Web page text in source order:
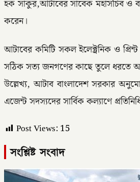
হক সাকুর,আটাবের সাবেক মহাসচিব ও
করেন।
আটাবের কমিটি সকল ইলেক্ট্রনিক ও
সঠিক সত্য জনগণের কাছে তুলে ধরতে
উল্লেখ্য, আটাব বাংলাদেশ সরকার
এজেন্ট সদস্যদের সার্বিক কল্যাণে
Post Views: 15
সংশ্লিষ্ট সংবাদ